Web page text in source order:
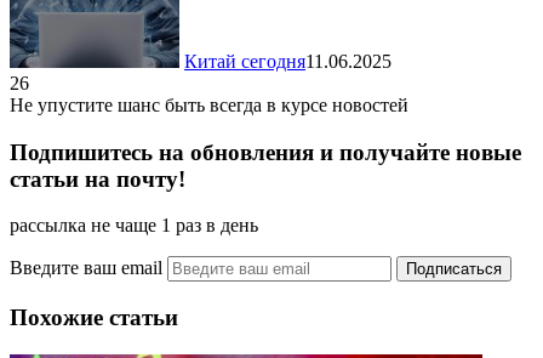
Китай сегодня11.06.2025
26
Не упустите шанс быть всегда в курсе новостей
Подпишитесь на обновления и получайте новые
статьи на почту!
рассылка не чаще 1 раз в день
Введите ваш email
Похожие статьи